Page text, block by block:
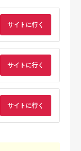
サイトに行く
サイトに行く
サイトに行く